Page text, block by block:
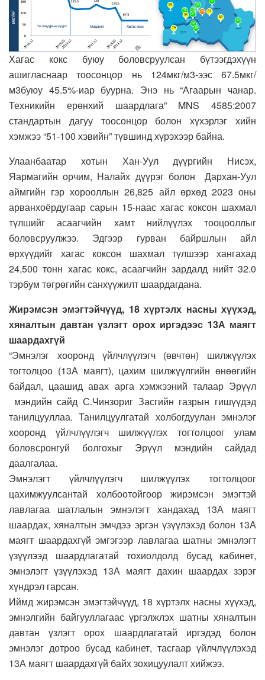
Хагас кокс буюу боловсруулсан бүтээгдэхүүн
ашигласнаар тоосонцор нь 124мкг/м3-ээс 67.5мкг/
м3буюу 45.5%-иар буурна. Энэ нь “Агаарын чанар.
Техникийн ерөнхий шаардлага” MNS 4585:2007
стандартын дагуу тоосонцор болон хүхэрлэг хийн
хэмжээ “51-100 хэвийн” түвшинд хүрэхээр байна.
Улаанбаатар хотын Хан-Уул дүүргийн Нисэх,
Яармагийн орчим, Налайх дүүрэг болон Дархан-Уул
аймгийн гэр хорооллын 26,825 айл өрхөд 2023 оны
арванхоёрдугаар сарын 15-наас хагас коксон шахмал
түлшийг асаагчийн хамт нийлүүлэх тооцооллыг
боловсруулжээ. Эдгээр гурван байршлын айл
өрхүүдийг хагас коксон шахмал түлшээр хангахад
24,500 тонн хагас кокс, асаагчийн зардалд нийт 32.0
тэрбум төгрөгийн санхүүжилт шаардагдана.
Жирэмсэн эмэгтэйчүүд, 18 хүртэлх насны хүүхэд,
хяналтын давтан үзлэгт орох иргэдээс 13А маягт
шаардахгүй
“Эмнэлэг хооронд үйлчлүүлэгч (өвчтөн) шилжүүлэх
тогтолцоо (13А маягт), цахим шилжүүлгийн өнөөгийн
байдал, цаашид авах арга хэмжээний талаар Эрүүл
мэндийн сайд С.Чинзориг Засгийн газрын гишүүдэд
танилцууллаа. Танилцуулгатай холбогдуулан эмнэлэг
хооронд үйлчлүүлэгч шилжүүлэх тогтолцоог улам
боловсронгуй болгохыг Эрүүл мэндийн сайдад
даалгалаа.
Эмнэлэгт үйлчлүүлэгч шилжүүлэх тогтолцоог
цахимжуулсантай холбоотойгоор жирэмсэн эмэгтэй
лавлагаа шатлалын эмнэлэгт хандахад 13А маягт
шаардах, хяналтын эмчдээ эргэн үзүүлэхэд болон 13А
маягт шаардахгүй эмгэгээр лавлагаа шатны эмнэлэгт
үзүүлээд шаардлагатай тохиолдолд бусад кабинет,
эмнэлэгт үзүүлэхэд 13А маягт дахин шаардах зэрэг
хүндрэл гарсан.
Иймд жирэмсэн эмэгтэйчүүд, 18 хүртэлх насны хүүхэд,
эмнэлгийн байгууллагаас үргэлжлэх шатны хяналтын
давтан үзлэгт орох шаардлагатай иргэдэд болон
эмнэлэг дотроо бусад кабинет, тасгаар үйлчлүүлэхэд
13А маягт шаардахгүй байх зохицуулалт хийжээ.